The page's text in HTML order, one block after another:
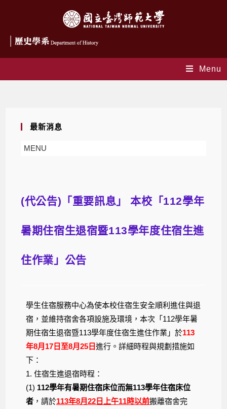
Menu
最新消息
MENU
(代公告)「重要訊息」 本校「112學年
暑期住宿生退宿暨113學年度住宿生進
住作業」公告
學生住宿服務中心為使本校住宿生安全順利進住與退
宿，並維持宿舍各項設施及環境，本次「112學年暑
期住宿生退宿暨113學年度住宿生進住作業」於113
年8月17日至8月25日進行。詳細時程與規劃措施如
下：
1. 住宿生進退宿時程：
(1) 112學年有暑期住宿床位而無113學年住宿床位
者 ，請於113年8月22日上午11時以前搬離宿舍完